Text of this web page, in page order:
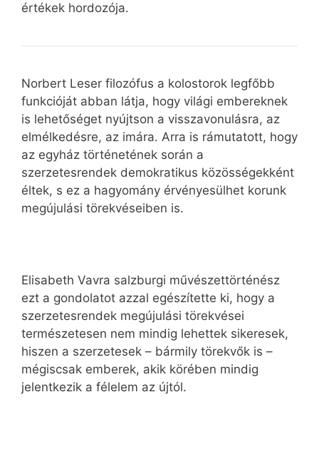
értékek hordozója.
Norbert Leser filozófus a kolostorok legfőbb
funkcióját abban látja, hogy világi embereknek
is lehetőséget nyújtson a visszavonulásra, az
elmélkedésre, az imára. Arra is rámutatott, hogy
az egyház történetének során a
szerzetesrendek demokratikus közösségekként
éltek, s ez a hagyomány érvényesülhet korunk
megújulási törekvéseiben is.
Elisabeth Vavra salzburgi művészettörténész
ezt a gondolatot azzal egészítette ki, hogy a
szerzetesrendek megújulási törekvései
természetesen nem mindig lehettek sikeresek,
hiszen a szerzetesek – bármily törekvők is –
mégiscsak emberek, akik körében mindig
jelentkezik a félelem az újtól.